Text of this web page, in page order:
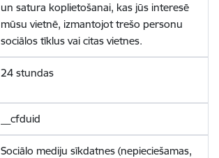
un satura koplietošanai, kas jūs interesē
mūsu vietnē, izmantojot trešo personu
sociālos tīklus vai citas vietnes.
24 stundas
__cfduid
Sociālo mediju sīkdatnes (nepieciešamas,